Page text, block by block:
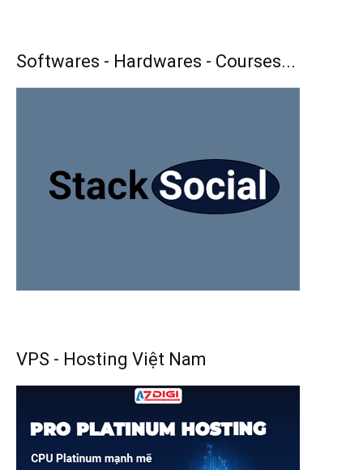
Softwares - Hardwares - Courses...
VPS - Hosting Việt Nam